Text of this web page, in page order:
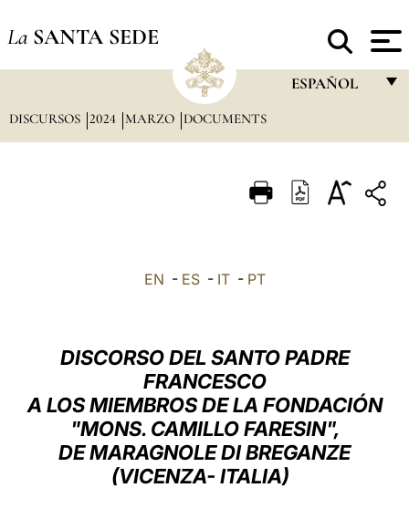
La SANTA SEDE
ESPAÑOL
ITALIANO
العربيّة
中文
LATINE
DISCURSOS 2024 MARZO DOCUMENTS
EN - ES- IT- PT
DISCORSO DEL SANTO PADRE
FRANCESCO
A LOS MIEMBROS DE LA FONDACIÓN
"MONS. CAMILLO FARESIN",
DE MARAGNOLE DI BREGANZE
(VICENZA- ITALIA)